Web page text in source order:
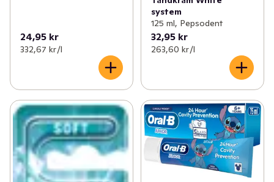
24,95 kr
332,67 kr /l
system
125 ml, Pepsodent
32,95 kr
263,60 kr /l